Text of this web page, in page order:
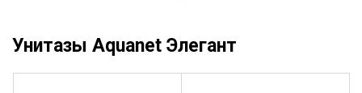
Унитазы Aquanet Элегант